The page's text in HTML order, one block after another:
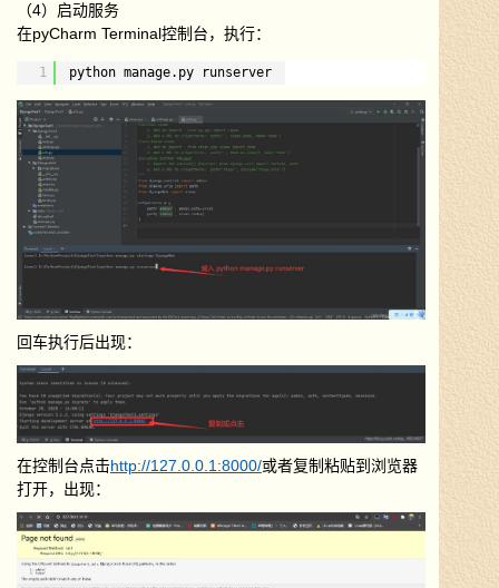
（4）启动服务
在pyCharm Terminal控制台，执行：
1 python manage.py runserver
回车执行后出现：
在控制台点击http://127.0.0.1:8000/或者复制粘贴到浏览器
打开，出现：